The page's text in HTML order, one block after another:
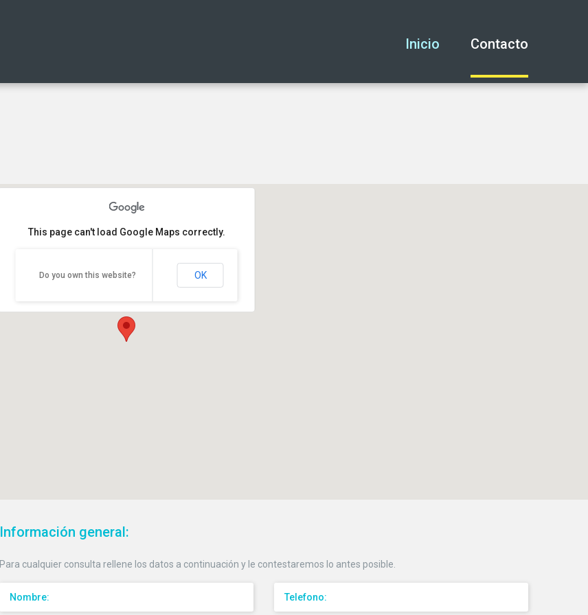
Inicio Contacto
This page can't load Google Maps correctly.
Do you own this website? OK
Información general:
Para cualquier consulta rellene los datos a continuación y le contestaremos lo antes posible.